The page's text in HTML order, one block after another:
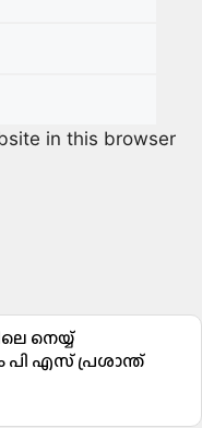
in this browser
നെയ്യ്
പി എസ് പ്രശാന്ത്